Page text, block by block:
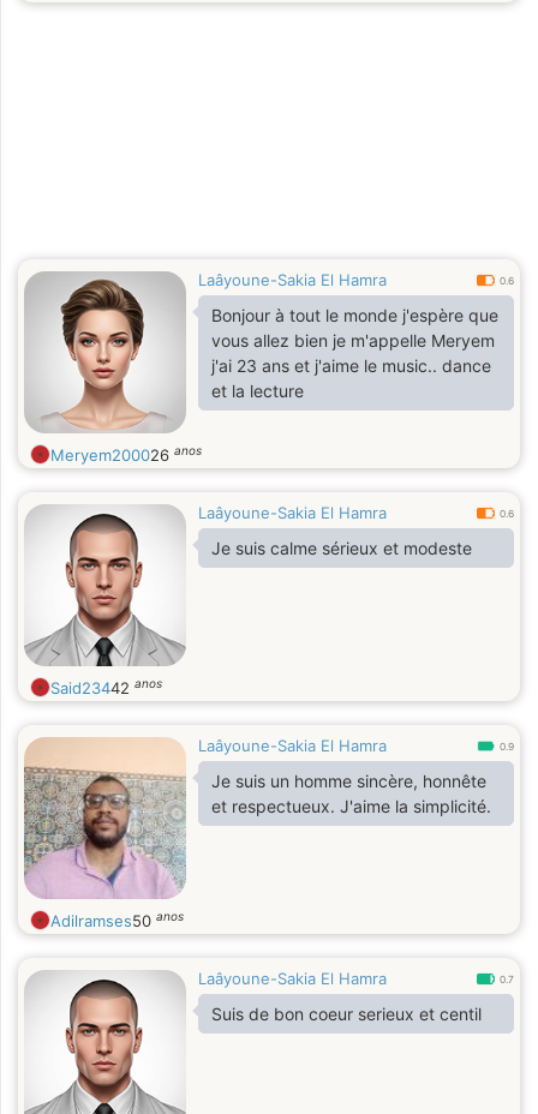
Laâyoune-Sakia El Hamra 0.6
Bonjour à tout le monde j'espère que
vous allez bien je m'appelle Meryem
j'ai 23 ans et j'aime le music.. dance
et la lecture
Meryem200026 anos
Laâyoune-Sakia El Hamra 0.6
Je suis calme sérieux et modeste
Said23442 anos
Laâyoune-Sakia El Hamra 0.9
Je suis un homme sincère, honnête
et respectueux. J'aime la simplicité.
Adilramses50 anos
Laâyoune-Sakia El Hamra 0.7
Suis de bon coeur serieux et centil